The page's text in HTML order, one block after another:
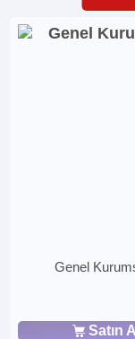
Genel
Satın Al